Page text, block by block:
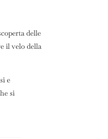
delle
il velo della
e
si